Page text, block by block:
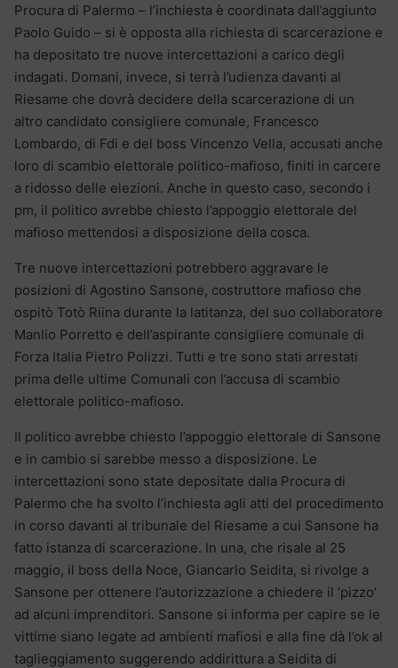
Procura di Palermo – l’inchiesta è coordinata dall’aggiunto
Paolo Guido – si è opposta alla richiesta di scarcerazione e
ha depositato tre nuove intercettazioni a carico degli
indagati. Domani, invece, si terrà l’udienza davanti al
Riesame che dovrà decidere della scarcerazione di un
altro candidato consigliere comunale, Francesco
Lombardo, di Fdi e del boss Vincenzo Vella, accusati anche
loro di scambio elettorale politico-mafioso, finiti in carcere
a ridosso delle elezioni. Anche in questo caso, secondo i
pm, il politico avrebbe chiesto l’appoggio elettorale del
mafioso mettendosi a disposizione della cosca.
Tre nuove intercettazioni potrebbero aggravare le
posizioni di Agostino Sansone, costruttore mafioso che
ospitò Totò Riina durante la latitanza, del suo collaboratore
Manlio Porretto e dell’aspirante consigliere comunale di
Forza Italia Pietro Polizzi. Tutti e tre sono stati arrestati
prima delle ultime Comunali con l’accusa di scambio
elettorale politico-mafioso.
Il politico avrebbe chiesto l’appoggio elettorale di Sansone
e in cambio si sarebbe messo a disposizione. Le
intercettazioni sono state depositate dalla Procura di
Palermo che ha svolto l’inchiesta agli atti del procedimento
in corso davanti al tribunale del Riesame a cui Sansone ha
fatto istanza di scarcerazione. In una, che risale al 25
maggio, il boss della Noce, Giancarlo Seidita, si rivolge a
Sansone per ottenere l’autorizzazione a chiedere il ‘pizzo’
ad alcuni imprenditori. Sansone si informa per capire se le
vittime siano legate ad ambienti mafiosi e alla fine dà l’ok al
taglieggiamento suggerendo addirittura a Seidita di